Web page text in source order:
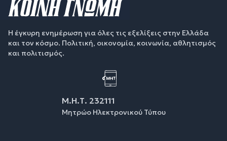
Η έγκυρη ενημέρωση για όλες τις εξελίξεις στην Ελλάδα
και τον κόσμο. Πολιτική, οικονομία, κοινωνία, αθλητισμός
και πολιτισμός.
Μ.Η.Τ. 232111
Μητρώο Ηλεκτρονικού Τύπου